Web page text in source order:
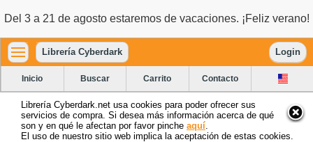
Del 3 a 21 de agosto estaremos de vacaciones. ¡Feliz verano!
Librería Cyberdark Login
Inicio Buscar Carrito Contacto
Librería Cyberdark.net usa cookies para poder ofrecer sus
servicios de compra. Si desea más información acerca de qué
son y en qué le afectan por favor pinche aquí
El uso de nuestro sitio web implica la aceptación de estas cookies.